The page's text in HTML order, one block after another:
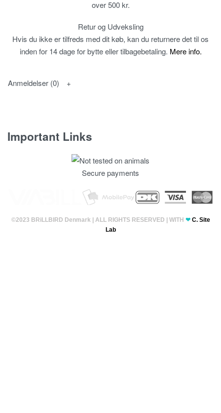
over 500 kr.
Retur og Udveksling
Hvis du ikke er tilfreds med dit køb, kan du returnere det til os
inden for 14 dage for bytte eller tilbagebetaling. Mere info.
Anmeldelser (0)
Important Links
Secure payments
©2023 BRiLLBIRD Denmark | ALL RIGHTS RESERVED | WITH ❤ C. Site
Lab